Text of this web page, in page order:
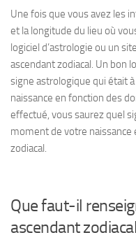
Une fois que vous avez les
et la longitude du lieu où
logiciel d’astrologie ou un
ascendant zodiacal. Un bon
signe astrologique qui était
naissance en fonction des
effectué, vous saurez quel
moment de votre naissance
zodiacal.
Que faut-il
ascendant